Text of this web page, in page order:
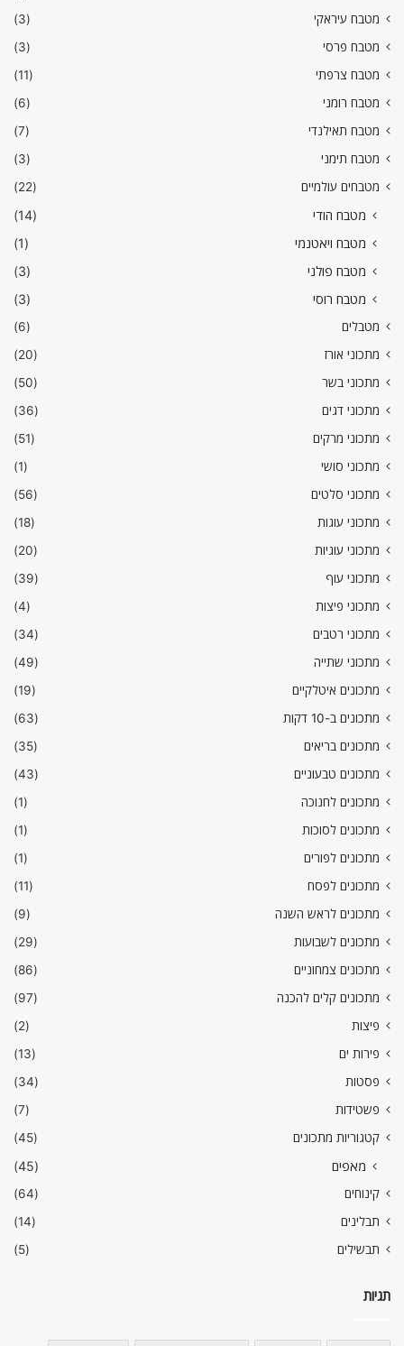
מטבח עיראקי
(3)
מטבח פרסי
(3)
מטבח צרפתי
(11)
מטבח רומני
(6)
מטבח תאילנדי
(7)
מטבח תימני
(3)
מטבחים עולמיים
(22)
מטבח הודי
(14)
מטבח ויאטנמי
(1)
מטבח פולני
(3)
מטבח רוסי
(3)
מטבלים
(6)
מתכוני אורז
(20)
מתכוני בשר
(50)
מתכוני דגים
(36)
מתכוני מרקים
(51)
מתכוני סושי
(1)
מתכוני סלטים
(56)
מתכוני עוגות
(18)
מתכוני עוגיות
(20)
מתכוני עוף
(39)
מתכוני פיצות
(4)
מתכוני רטבים
(34)
מתכוני שתייה
(49)
מתכונים איטלקיים
(19)
מתכונים ב-10 דקות
(63)
מתכונים בריאים
(35)
מתכונים טבעוניים
(43)
מתכונים לחנוכה
(1)
מתכונים לסוכות
(1)
מתכונים לפורים
(1)
מתכונים לפסח
(11)
מתכונים לראש השנה
(9)
מתכונים לשבועות
(29)
מתכונים צמחוניים
(86)
מתכונים קלים להכנה
(97)
פיצות
(2)
פירות ים
(13)
פסטות
(34)
פשטידות
(7)
קטגוריות מתכונים
(45)
מאפים (45)
קינוחים
(64)
תבלינים
(14)
תבשילים
(5)
תגיות